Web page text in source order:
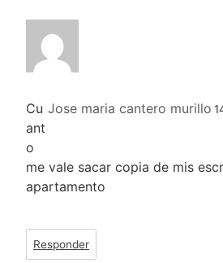
Jose maria cantero murillo
Cu
ant
o
me vale sacar copia de mis
apartamento
Responder